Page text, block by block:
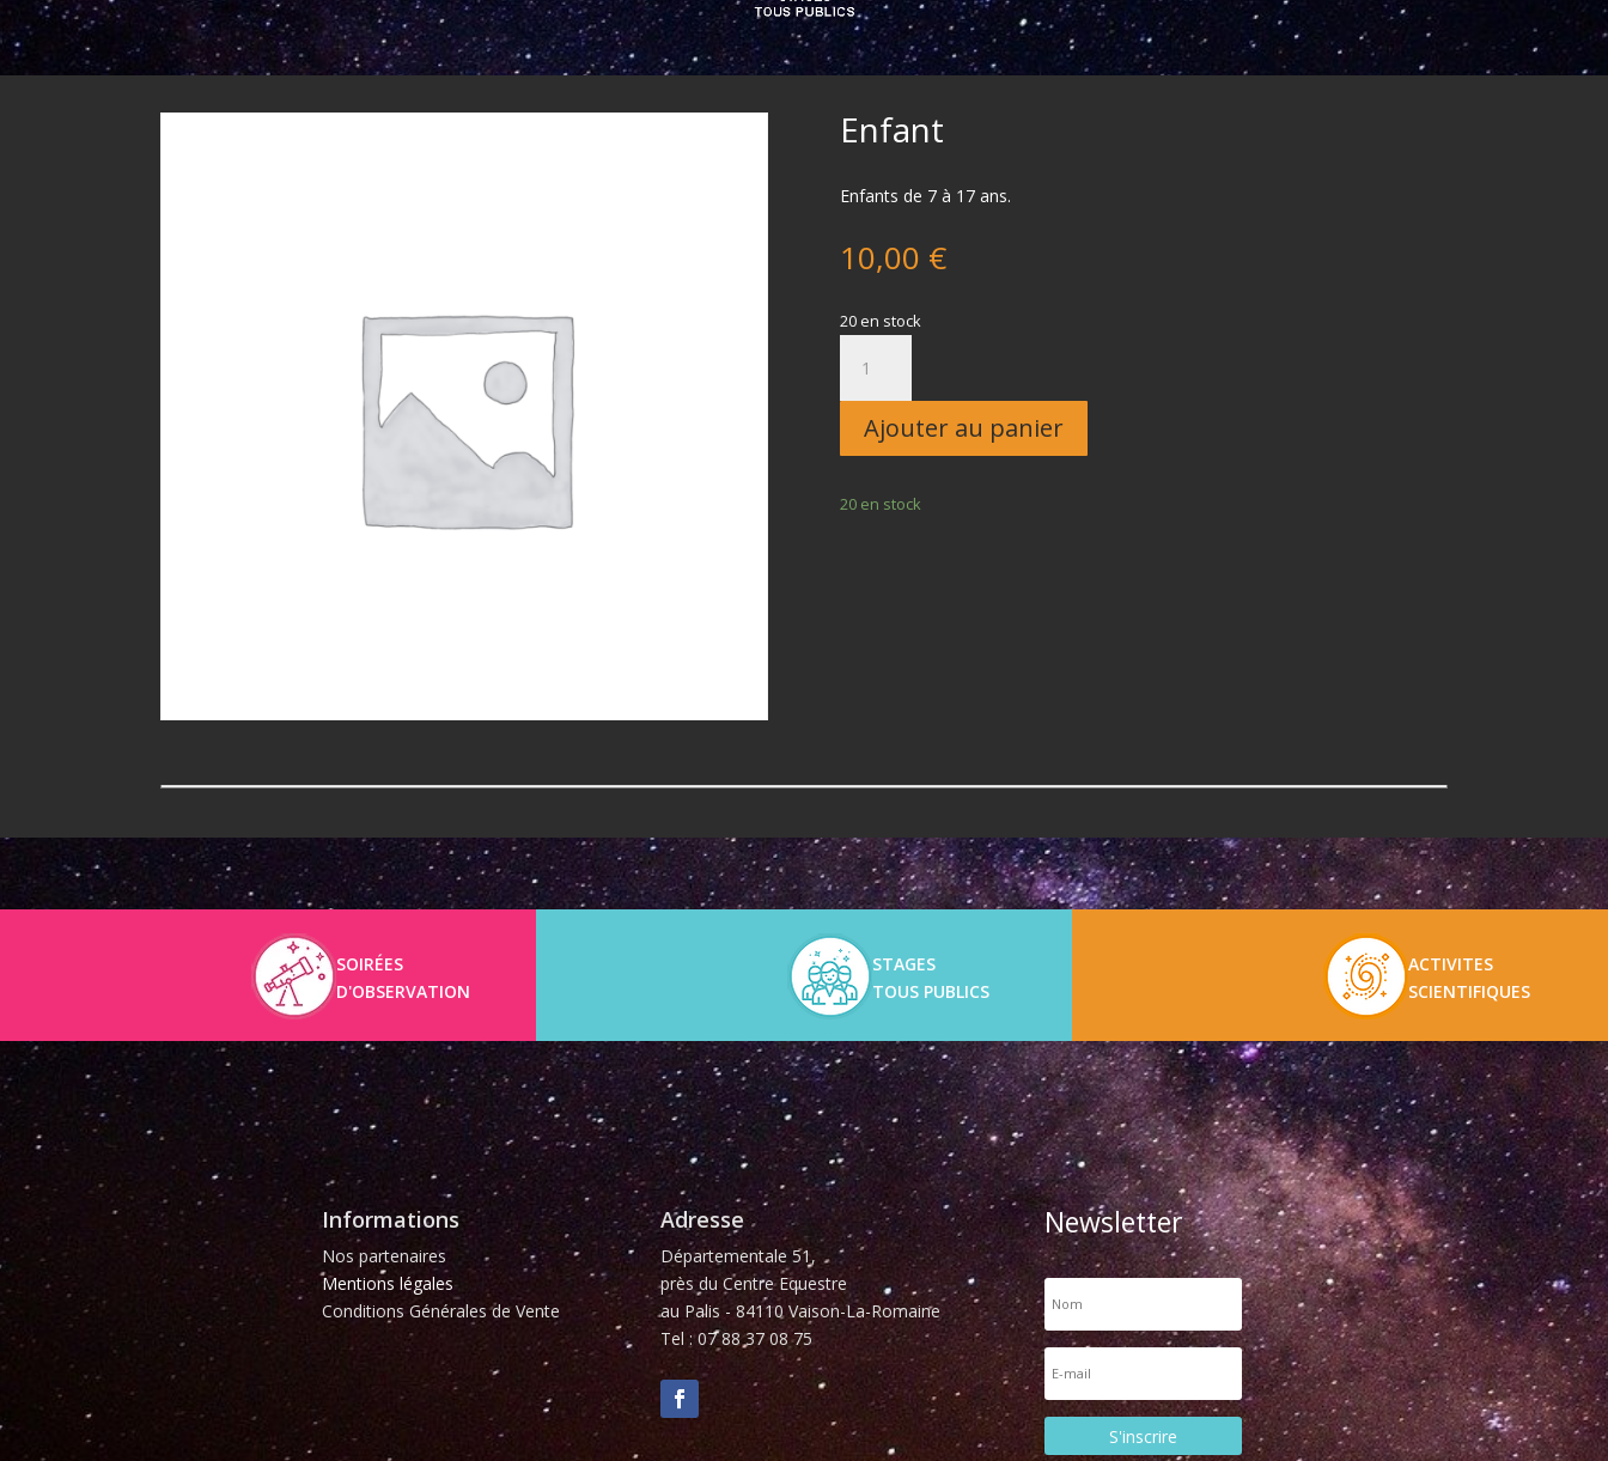
Enfant
Enfants de 7 à 17 ans.
10,00 €
20 en stock
Enfant
Ajouter au panier
20 en stock
SOIRÉES
D'OBSERVATION
STAGES
TOUS PUBLICS
ACTIVITES
SCIENTIFIQUES
Informations
Nos partenaires
Mentions légales
Conditions Générales de Vente
Adresse
Départementale 51,
près du Centre Equestre
au Palis - 84110 Vaison-La-Romaine
Tel : 07 88 37 08 75
Newsletter
S'inscrire